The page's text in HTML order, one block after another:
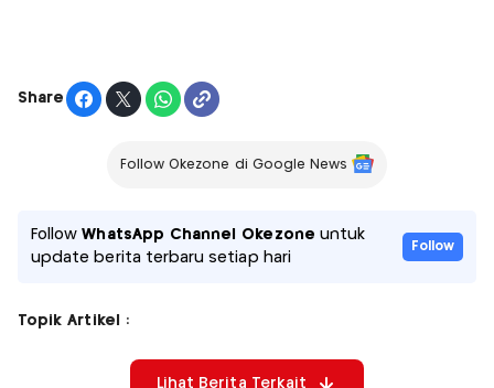
Share
Follow Okezone di Google News
FollowWhatsApp Channel Okezone untuk
update berita terbaru setiap hari
Follow
Topik Artikel :
Lihat Berita Terkait